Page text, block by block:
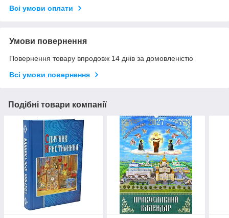
Всі умови оплати
Умови повернення
Повернення товару впродовж 14 днів за домовленістю
Всі умови повернення
Подібні товари компанії